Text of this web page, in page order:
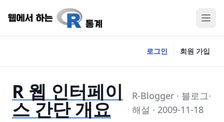
로그인 회원 가입
R 웹 인터페이
스 간단 개요
R-Blogger · 블로그·
해설 · 2009-11-18